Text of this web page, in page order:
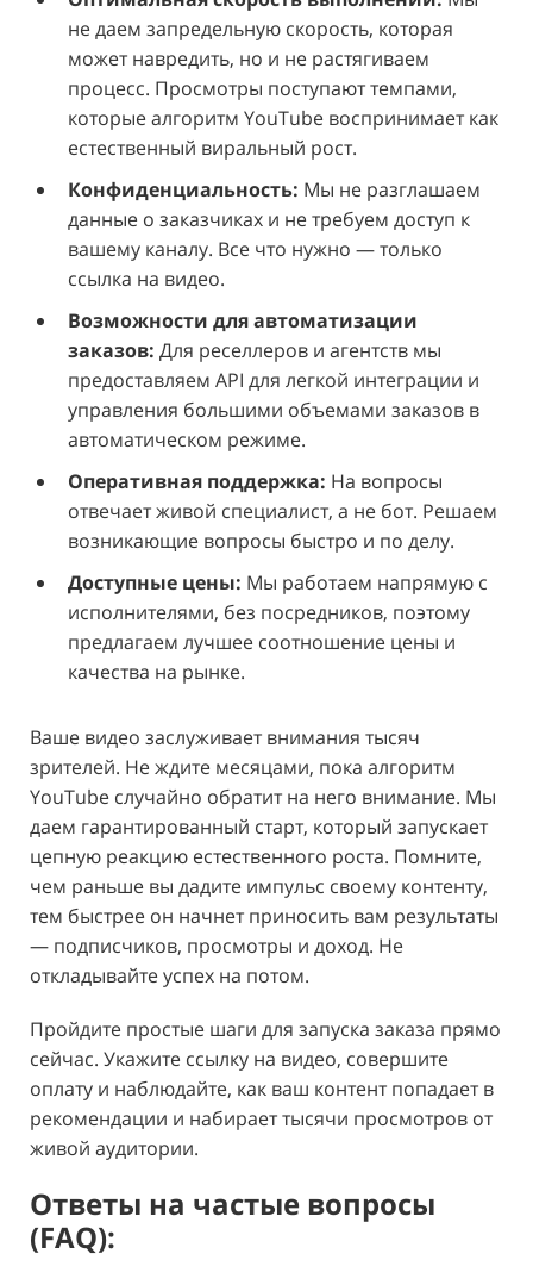
не даем запредельную скорость, которая
может навредить, но и не растягиваем
процесс. Просмотры поступают темпами,
которые алгоритм YouTube воспринимает как
естественный виральный рост.
Конфиденциальность: Мы не разглашаем
данные о заказчиках и не требуем доступ к
вашему каналу. Все что нужно — только
ссылка на видео.
Возможности для автоматизации
заказов: Для реселлеров и агентств мы
предоставляем API для легкой интеграции и
управления большими объемами заказов в
автоматическом режиме.
Оперативная поддержка: На вопросы
отвечает живой специалист, а не бот. Решаем
возникающие вопросы быстро и по делу.
Доступные цены: Мы работаем напрямую с
исполнителями, без посредников, поэтому
предлагаем лучшее соотношение цены и
качества на рынке.
Ваше видео заслуживает внимания тысяч
зрителей. Не ждите месяцами, пока алгоритм
YouTube случайно обратит на него внимание. Мы
даем гарантированный старт, который запускает
цепную реакцию естественного роста. Помните,
чем раньше вы дадите импульс своему контенту,
тем быстрее он начнет приносить вам результаты
— подписчиков, просмотры и доход. Не
откладывайте успех на потом.
Пройдите простые шаги для запуска заказа прямо
сейчас. Укажите ссылку на видео, совершите
оплату и наблюдайте, как ваш контент попадает в
рекомендации и набирает тысячи просмотров от
живой аудитории.
Ответы на частые вопросы
(FAQ):